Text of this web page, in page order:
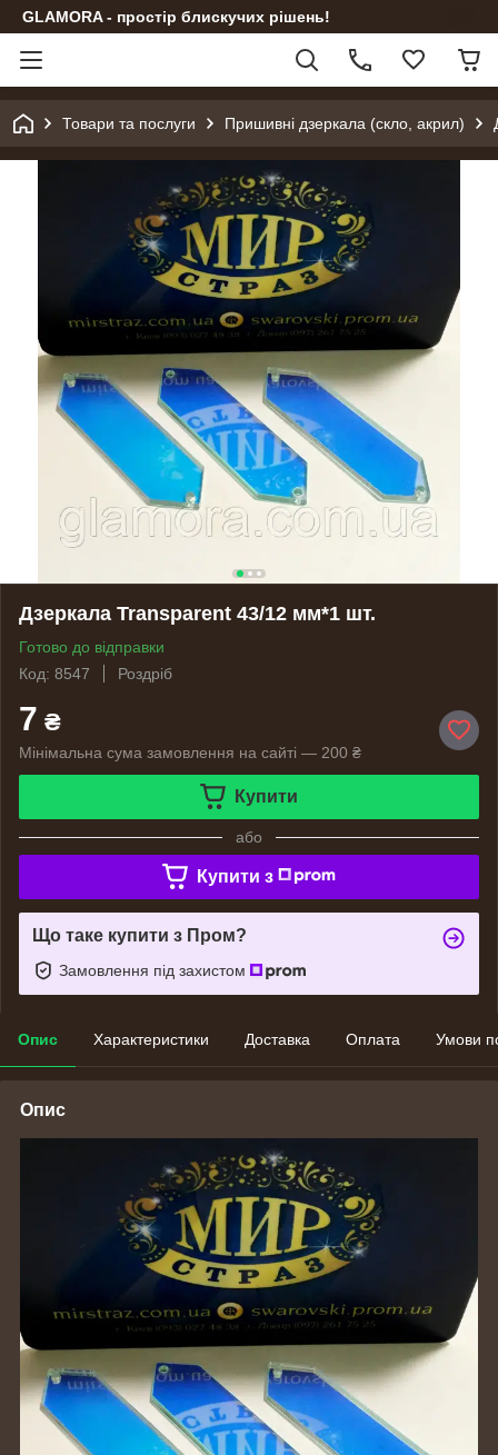
GLAMORA - простір блискучих рішень!
Товари та послуги Пришивні дзеркала (скло, акрил)
Дзеркала Transparent 43/12 мм*1 шт.
Готово до відправки
Код: 8547
Роздріб
7 ₴
Мінімальна сума замовлення на сайті — 200 ₴
Купити
або
Купити з
Що таке купити з Пром?
Замовлення під захистом
Опис Характеристики Доставка Оплата Умови
Опис